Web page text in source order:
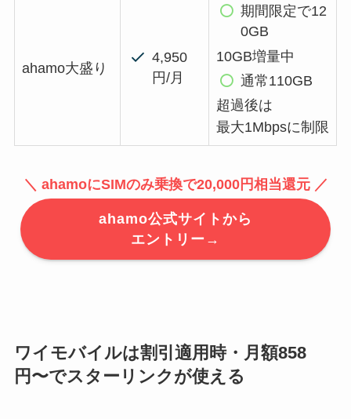
ahamo大盛り
4,950
円/月
期間限定で12
0GB
10GB増量中
通常110GB
超過後は
最大1Mbpsに制限
＼ ahamoにSIMのみ乗換で20,000円相当還元 ／
ahamo公式サイトから
エントリー→
ワイモバイルは割引適用時・月額858
円〜でスターリンクが使える